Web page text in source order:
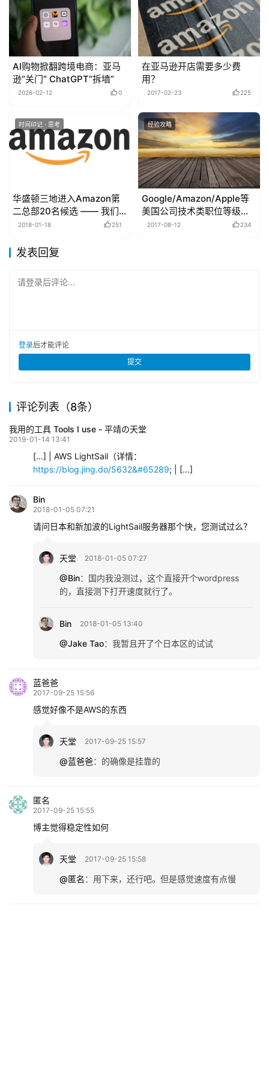
AI购物掀翻跨境电商：亚马
逊“关门” ChatGPT“拆墙”
2026-02-12 0
在亚马逊开店需要多少费
用？
2017-02-23 225
时间印记 · 思考
华盛顿三地进入Amazon第
二总部20名候选 —— 我们
可以大胆推测了！
2018-01-18 251
经验攻略
Google/Amazon/Apple等
美国公司技术类职位等级划
分2017-08-12 234
发表回复
请登录后评论...
登录后才能评论
提交
评论列表（8条）
我用的工具 Tools I use - 平靖の天堂
2019-01-14 13:41
[…] | AWS LightSail（详情：
https://blog.jing.do/5632&#65289; | […]
Bin
2018-01-05 07:21
请问日本和新加波的LightSail服务器那个快，您测试过么？
天堂 2018-01-05 07:27
@Bin： 国内我没测过，这个直接开个wordpress
的，直接测下打开速度就行了。
Bin 2018-01-05 13:40
@Jake Tao： 我暂且开了个日本区的试试
蓝爸爸
2017-09-25 15:56
感觉好像不是AWS的东西
天堂 2017-09-25 15:57
@蓝爸爸： 的确像是挂靠的
匿名
2017-09-25 15:55
博主觉得稳定性如何
天堂 2017-09-25 15:58
@匿名 ： 用下来，还行吧。但是感觉速度有点慢